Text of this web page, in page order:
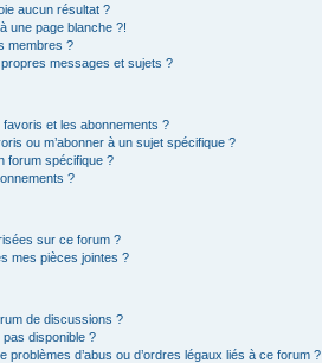
aucun résultat ?
une page blanche ?!
membres ?
messages et sujets ?
et les abonnements ?
ou m’abonner à un sujet spécifique ?
forum spécifique ?
?
sur ce forum ?
mes pièces jointes ?
de discussions ?
pas disponible ?
problèmes d’abus ou d’ordres légaux liés à ce forum ?